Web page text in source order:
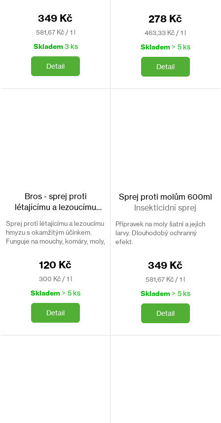
349 Kč
Měrná
581,67 Kč / 1 l
Skladem 3 ks
Detail
278 Kč
Měrná
463,33 Kč / 1 l
Skladem > 5 ks
Detail
Bros - sprej proti
létajícímu a lezoucímu
Sprej proti létajícímu a lezoucímu
hmyzu s okamžitým účinkem.
Funguje na mouchy, komáry, moly,
octomilky a jiný hmyz.
120 Kč
Měrná
300 Kč / 1 l
Skladem > 5 ks
Detail
Sprej proti molům 600ml
Insekticidní sprej
Přípravek na moly šatní a jejich
larvy. Dlouhodobý ochranný
efekt.
349 Kč
Měrná
581,67 Kč / 1 l
Skladem > 5 ks
Detail